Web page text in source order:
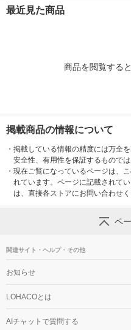
最近見た商品
商品を閲覧する
掲載商品の情報について
・ 掲載している情報の精度には万全
安全性、有用性を保証するものでは
・ 現在ご覧になっているページは、
れています。ページに記載されて
は、直接各ストアにお問い合わせく
ペ
関連サイト・ヘルプ・その他
お知らせ
LOHACOとは
AIチャットで質問する